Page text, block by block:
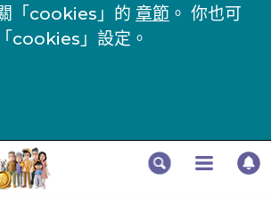
「cookies」的 章節 。 你也可
cookies」設定。